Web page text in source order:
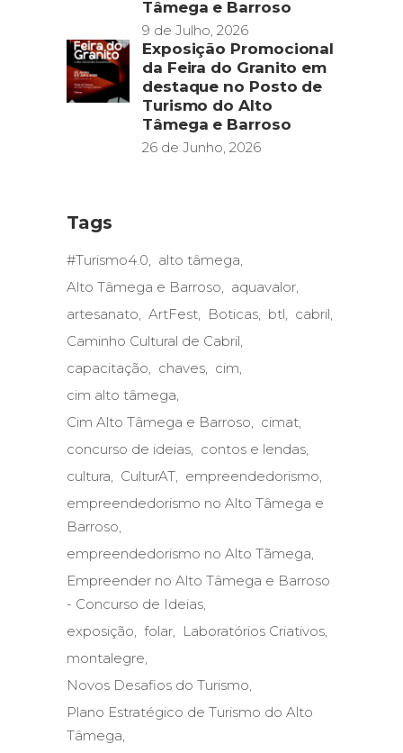
Tâmega e Barroso
9 de Julho, 2026
Exposição Promocional
da Feira do Granito em
destaque no Posto de
Turismo do Alto
Tâmega e Barroso
26 de Junho, 2026
Tags
#Turismo4.0
alto tâmega
Alto Tâmega e Barroso
aquavalor
artesanato
ArtFest Boticas btl
cabril
Caminho Cultural de Cabril
capacitação
chaves
cim
cim alto tâmega
Cim Alto Tâmega e Barroso
cimat
concurso de ideias
contos e lendas
cultura
CulturAT
empreendedorismo
empreendedorismo no Alto Tâmega e
Barroso
empreendedorismo no Alto Tãmega
Empreender no Alto Tâmega e Barroso
- Concurso de Ideias
exposição
folar
Laboratórios Criativos
montalegre
Novos Desafios do Turismo
Plano Estratégico de Turismo do Alto
Tâmega